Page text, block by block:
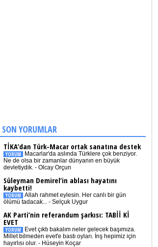
SON YORUMLAR
TİKA’dan Türk-Macar ortak sanatına destek
YORUM
Macarlar'da aslında Türklere çok benziyor.
Ne de olsa bir zamanlar dünyanın en büyük
devletiydik. - Olcay Orçun
Süleyman Demirel’in ablası hayatını
kaybetti!
YORUM Allah rahmet eylesin. Her canlı bir gün
ölümü tadacak... - Selçuk Uygur
AK Parti’nin referandum şarkısı: TABİİ Kİ
EVET
YORUM
Evet çıktı bakalım neler gelecek başımıza.
Millet bilmeden evet'e bastı oyları. İnş hepimiz için
hayırlısı olur. - Hüseyin Koçar